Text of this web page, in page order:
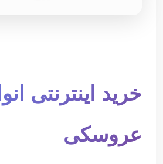
خرید اینترنتی
عروسکی